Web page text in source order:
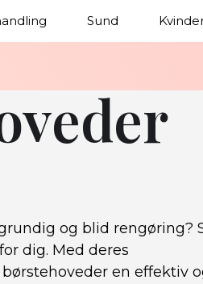
Sund
og blid rengøring?
dig. Med deres
en effektiv